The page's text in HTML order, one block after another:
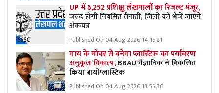
UP में 6,252 प्रशिक्षु लेखपालों का रिजल्ट मंजूर,
जल्द होगी नियमित तैनाती; जिलों को भेजे जाएंगे
अंकपत्र
Published On 04 Aug 2026 14:16:21
गाय के गोबर से बनेगा प्लास्टिक का पर्यावरण
अनुकूल विकल्प,BBAU वैज्ञानिक ने विकसित
किया बायोप्लास्टिक
Published On 04 Aug 2026 13:55:36